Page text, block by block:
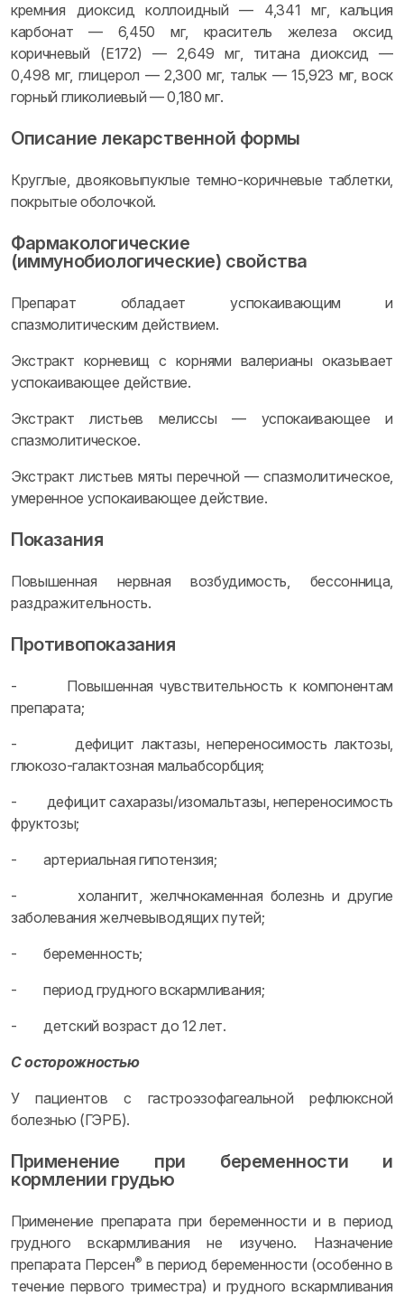
кремния диоксид коллоидный — 4,341 мг, кальция
карбонат — 6,450 мг, краситель железа оксид
коричневый (Е172) — 2,649 мг, титана диоксид —
0,498 мг, глицерол — 2,300 мг, тальк — 15,923 мг, воск
горный гликолиевый — 0,180 мг.
Описание лекарственной формы
Круглые, двояковыпуклые темно-коричневые таблетки,
покрытые оболочкой.
Фармакологические
(иммунобиологические) свойства
Препарат обладает успокаивающим и
спазмолитическим действием.
Экстракт корневищ с корнями валерианы оказывает
успокаивающее действие.
Экстракт листьев мелиссы — успокаивающее и
спазмолитическое.
Экстракт листьев мяты перечной — спазмолитическое,
умеренное успокаивающее действие.
Показания
Повышенная нервная возбудимость, бессонница,
раздражительность.
Противопоказания
- Повышенная чувствительность к компонентам
препарата;
- дефицит лактазы, непереносимость лактозы,
глюкозо-галактозная мальабсорбция;
- дефицит сахаразы/изомальтазы, непереносимость
фруктозы;
- артериальная гипотензия;
- холангит, желчнокаменная болезнь и другие
заболевания желчевыводящих путей;
- беременность;
- период грудного вскармливания;
- детский возраст до 12 лет.
С осторожностью
У пациентов с гастроэзофагеальной рефлюксной
болезнью (ГЭРБ).
Применение при беременности и
кормлении грудью
Применение препарата при беременности и в период
грудного вскармливания не изучено. Назначение
препарата Персен® в период беременности (особенно в
течение первого триместра) и грудного вскармливания